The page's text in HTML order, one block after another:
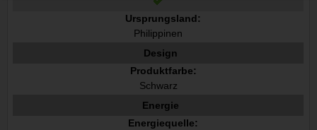
Ursprungsland:
Philippinen
Design
Produktfarbe:
Schwarz
Energie
Energiequelle: